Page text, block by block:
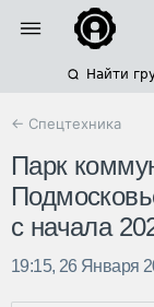
Найти
← Спецтехника
Парк
с начала
19:15, 26 Января